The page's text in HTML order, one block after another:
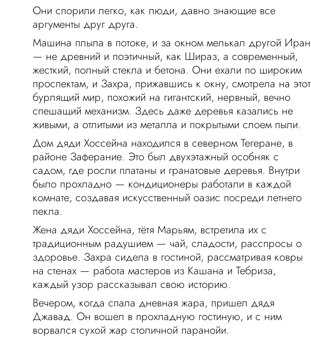
Они спорили легко, как люди, давно знающие все
аргументы друг друга.
Машина плыла в потоке, и за окном мелькал другой Иран
— не древний и поэтичный, как Шираз, а современный,
жесткий, полный стекла и бетона. Они ехали по широким
проспектам, и Захра, прижавшись к окну, смотрела на этот
бурлящий мир, похожий на гигантский, нервный, вечно
спешащий механизм. Здесь даже деревья казались не
живыми, а отлитыми из металла и покрытыми слоем пыли.
Дом дяди Хоссейна находился в северном Тегеране, в
районе Заферание. Это был двухэтажный особняк с
садом, где росли платаны и гранатовые деревья. Внутри
было прохладно — кондиционеры работали в каждой
комнате, создавая искусственный оазис посреди летнего
пекла.
Жена дяди Хоссейна, тётя Марьям, встретила их с
традиционным радушием — чай, сладости, расспросы о
здоровье. Захра сидела в гостиной, рассматривая ковры
на стенах — работа мастеров из Кашана и Тебриза,
каждый узор рассказывал свою историю.
Вечером, когда спала дневная жара, пришел дядя
Джавад. Он вошел в прохладную гостиную, и с ним
ворвался сухой жар столичной паранойи.